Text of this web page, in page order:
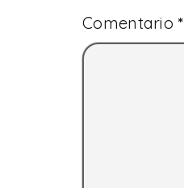
Comentario*